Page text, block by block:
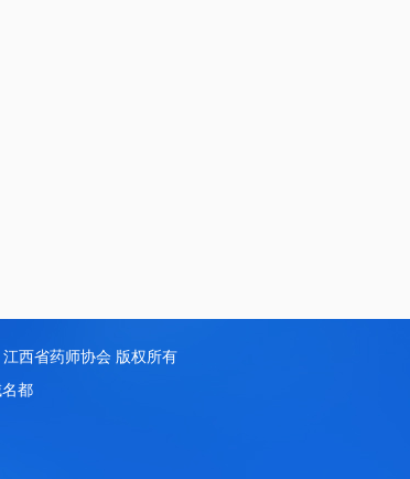
江西省药师协会 版权所有
都